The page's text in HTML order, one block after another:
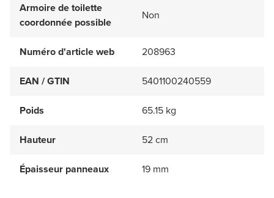
Armoire de toilette
coordonnée possible
Non
Numéro d'article web 208963
EAN / GTIN 5401100240559
Poids 65.15 kg
Hauteur 52 cm
Épaisseur panneaux 19 mm